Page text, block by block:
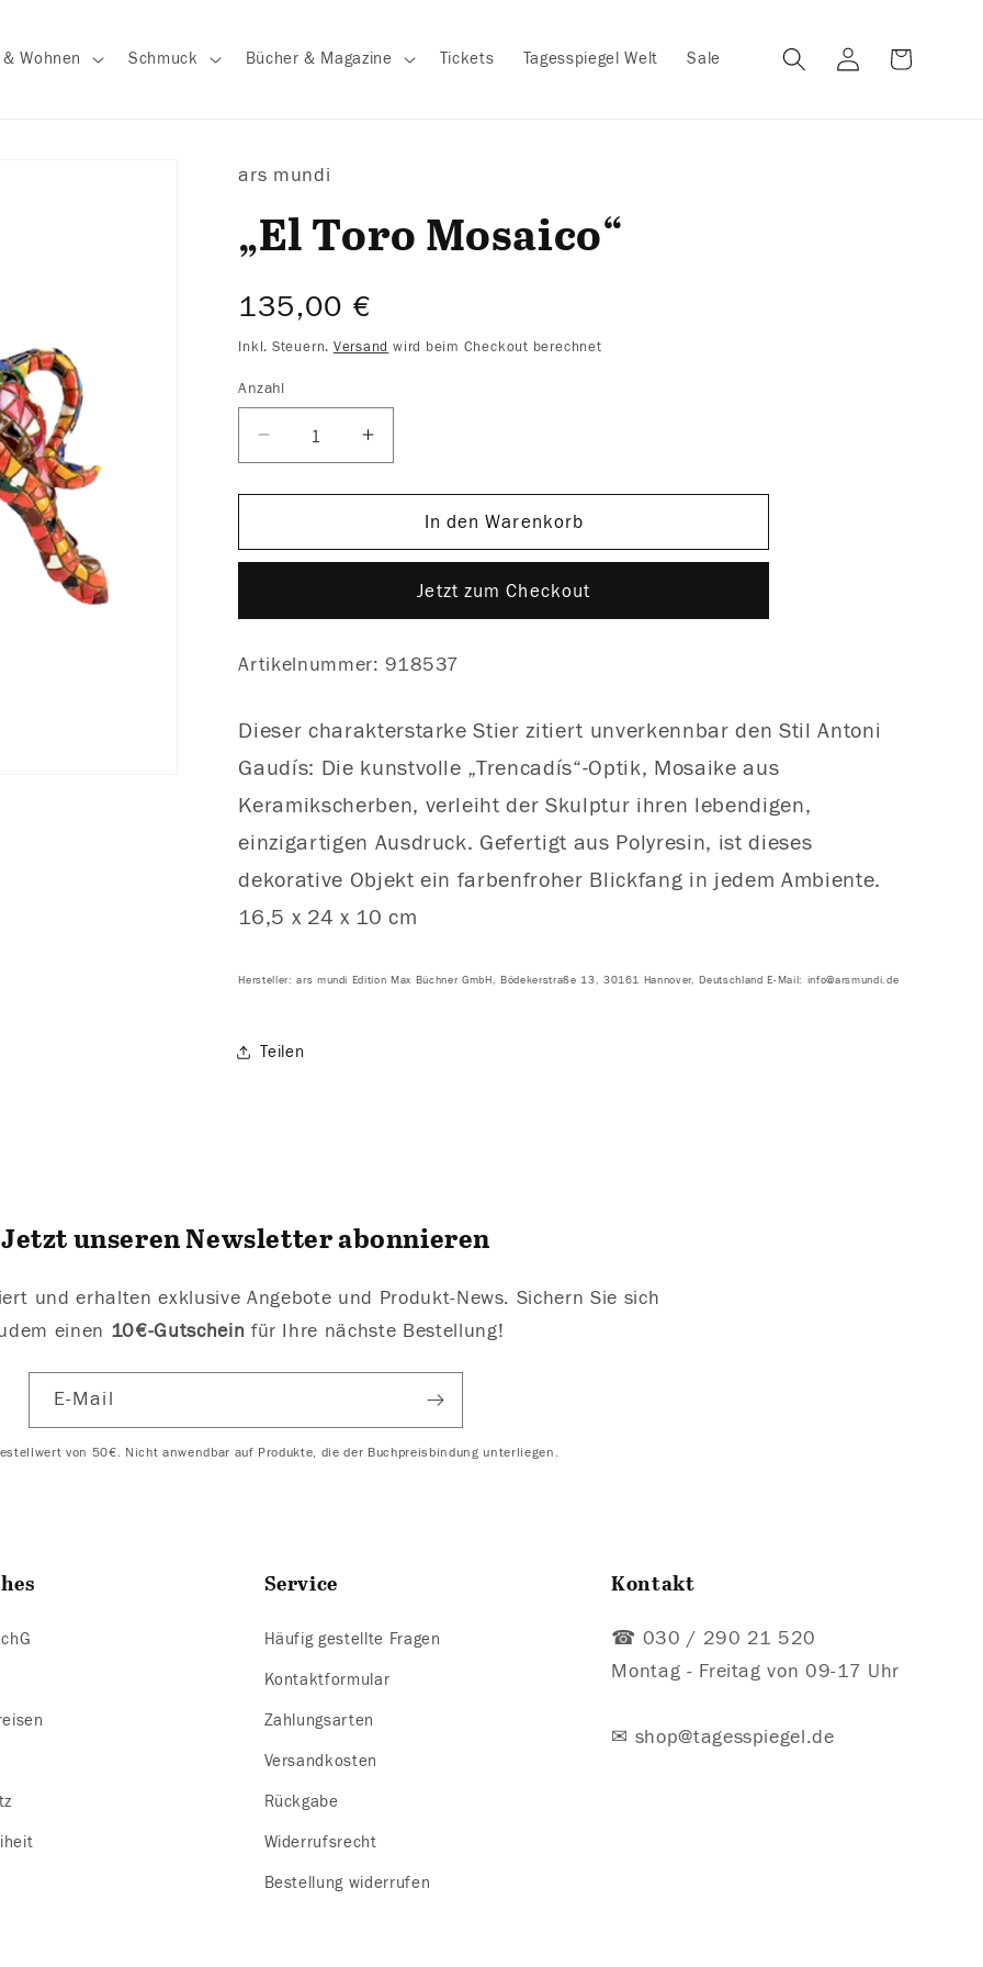
Wohnen Schmuck Bücher & Magazine Tickets Tagesspiegel Welt Sale EinloggenWarenkorb
ars mundi
„El Toro Mosaico“
Normaler
Preis
135,00 €
Inkl. Steuern. Versand wird beim Checkout berechnet
Anzahl
Verringere
die
Menge
„El
Erhöhe
die
Menge
„El
Mosaico“
In den Warenkorb
Jetzt zum Checkout
Artikelnummer: 918537
Dieser charakterstarke Stier zitiert unverkennbar den Stil Antoni
Gaudís: Die kunstvolle „Trencadís“-Optik, Mosaike aus
Keramikscherben, verleiht der Skulptur ihren lebendigen,
einzigartigen Ausdruck. Gefertigt aus Polyresin, ist dieses
dekorative Objekt ein farbenfroher Blickfang in jedem Ambiente.
16,5 x 24 x 10 cm
Hersteller: ars mundi Edition Max Büchner GmbH, Bödekerstraße 13, 30161 Hannover, Deutschland E-Mail: info@arsmundi.de
Teilen
Jetzt unseren Newsletter abonnieren
und erhalten exklusive Angebote und Produkt-News. Sichern Sie sich
einen 10€-Gutschein für Ihre nächste Bestellung!
E-Mail
von 50€. Nicht anwendbar auf Produkte, die der Buchpreisbindung unterliegen.
Service
Häufig gestellte Fragen
Kontaktformular
Zahlungsarten
Versandkosten
Rückgabe
Widerrufsrecht
Bestellung widerrufen
Kontakt
☎ 030 / 290 21 520
Montag - Freitag von 09-17 Uhr
✉ shop@tagesspiegel.de